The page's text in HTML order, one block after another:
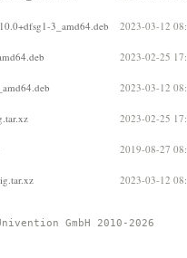
3_amd64.deb 2023-03-12
2023-02-25
2023-03-12
2023-02-25
2019-08-27
2023-03-12
GmbH 2010-2026